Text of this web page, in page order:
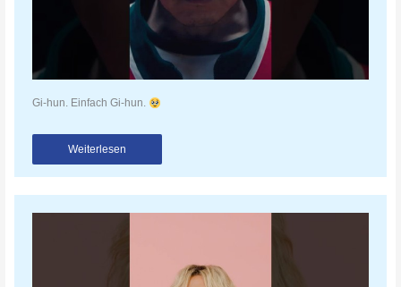
Gi-hun. Einfach Gi-hun.
Weiterlesen